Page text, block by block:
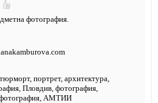
фотография.
com
, портрет, архитектура,
, Пловдив, фотография,
фотография, АМТИИ